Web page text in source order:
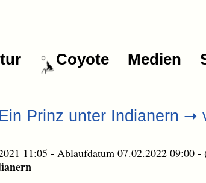
Coyote Medien
Prinz unter Indianern ➝
11:05 - Ablaufdatum 07.02.2022 09:00 -